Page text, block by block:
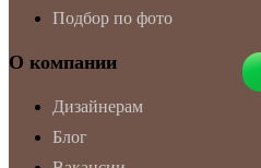
Подбор по фото
О компании
Дизайнерам
Блог